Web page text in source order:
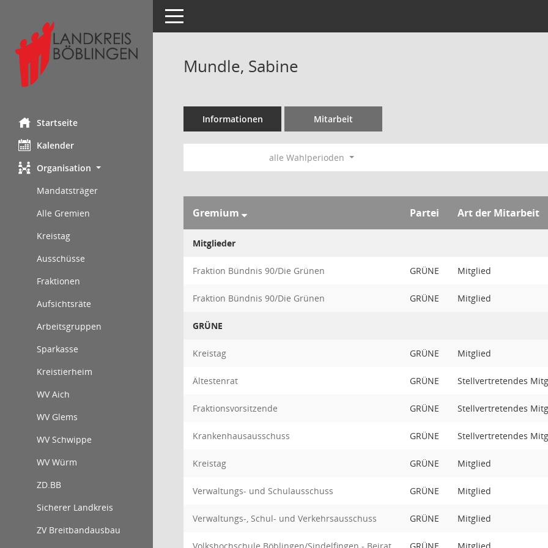
Startseite
Kalender
Organisation
Mandatsträger
Alle Gremien
Kreistag
Ausschüsse
Fraktionen
Aufsichtsräte
Arbeitsgruppen
Sparkasse
Kreistierheim
WV Aich
WV Glems
WV Schwippe
WV Würm
ZD.BB
Sicherer Landkreis
ZV Breitbandausbau
Toggle navigation
Mundle, Sabine
Informationen Mitarbeit
alle Wahlperioden
Gremium Partei Art der Mitarbeit
Mitglieder
Fraktion Bündnis 90/Die Grünen GRÜNE Mitglied
Fraktion Bündnis 90/Die Grünen GRÜNE Mitglied
GRÜNE
Kreistag GRÜNE Mitglied
Ältestenrat GRÜNE Stellvertretendes
Fraktionsvorsitzende GRÜNE Stellvertretendes
Krankenhausausschuss GRÜNE Stellvertretendes
Kreistag GRÜNE Mitglied
Verwaltungs- und Schulausschuss GRÜNE Mitglied
Verwaltungs-, Schul- und Verkehrsausschuss GRÜNE Mitglied